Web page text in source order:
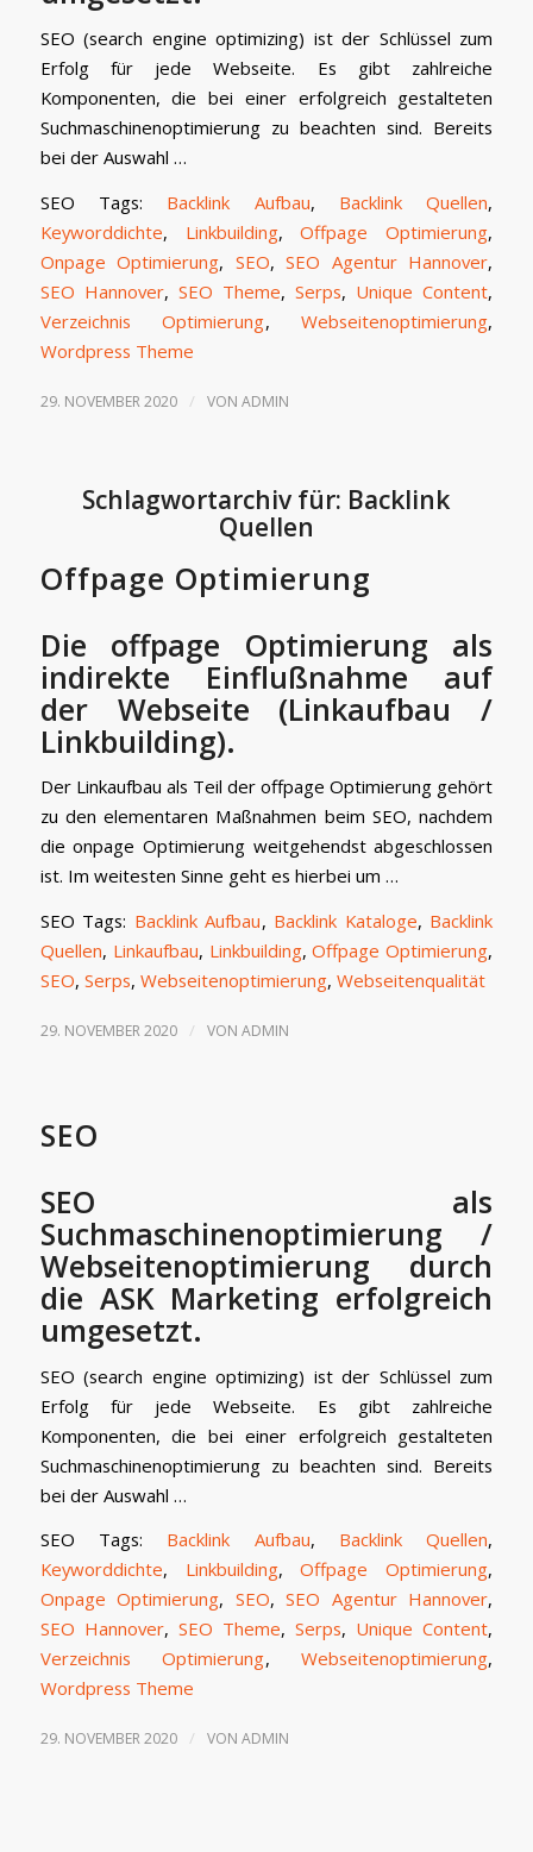
SEO (search engine optimizing) ist der Schlüssel zum
Erfolg für jede Webseite. Es gibt zahlreiche
Komponenten, die bei einer erfolgreich gestalteten
Suchmaschinenoptimierung zu beachten sind. Bereits
bei der Auswahl …
SEO Tags: Backlink Aufbau, Backlink Quellen,
Keyworddichte, Linkbuilding,Offpage Optimierung,
Onpage Optimierung, SEO,SEO Agentur Hannover,
SEO Hannover, SEO Theme,Serps, Unique Content,
Verzeichnis Optimierung,Webseitenoptimierung,
Wordpress Theme
29. NOVEMBER 2020 / VON ADMIN
Schlagwortarchiv für: Backlink
Quellen
Offpage Optimierung
Die offpage Optimierung als
indirekte Einflußnahme auf
der Webseite (Linkaufbau /
Linkbuilding).
Der Linkaufbau als Teil der offpage Optimierung gehört
zu den elementaren Maßnahmen beim SEO, nachdem
die onpage Optimierung weitgehendst abgeschlossen
ist. Im weitesten Sinne geht es hierbei um …
SEO Tags: Backlink Aufbau, Backlink Kataloge, Backlink
Quellen, Linkaufbau, Linkbuilding,Offpage Optimierung,
SEO, Serps, Webseitenoptimierung, Webseitenqualität
29. NOVEMBER 2020 / VON ADMIN
SEO
SEO als
Suchmaschinenoptimierung /
Webseitenoptimierung durch
die ASK Marketing erfolgreich
umgesetzt.
SEO (search engine optimizing) ist der Schlüssel zum
Erfolg für jede Webseite. Es gibt zahlreiche
Komponenten, die bei einer erfolgreich gestalteten
Suchmaschinenoptimierung zu beachten sind. Bereits
bei der Auswahl …
SEO Tags: Backlink Aufbau, Backlink Quellen,
Keyworddichte, Linkbuilding,Offpage Optimierung,
Onpage Optimierung, SEO,SEO Agentur Hannover,
SEO Hannover, SEO Theme,Serps, Unique Content,
Verzeichnis Optimierung,Webseitenoptimierung,
Wordpress Theme
29. NOVEMBER 2020 / VON ADMIN